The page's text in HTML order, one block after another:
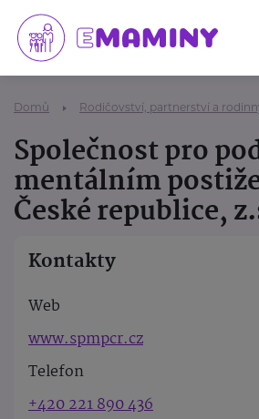
Domů Rodičovství, partnerství a
Společnost pro
mentálním
České republice,
Kontakty
Web
www.spmpcr.cz
Telefon
+420 221 890 436